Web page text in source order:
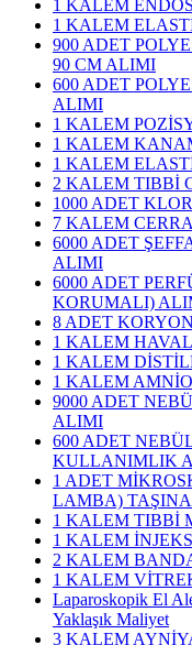
1 KALEM
1 KALEM
900 ADET
90 CM ALIMI
600 ADET
ALIMI
1 KALEM
1 KALEM
1 KALEM
2 KALEM TIBBİ
1000 ADET
7 KALEM
6000 ADET
ALIMI
6000 ADET
KORUMALI)
8 ADET
1 KALEM
1 KALEM
1 KALEM
9000 ADET
ALIMI
600 ADET
KULLANIMLIK
1 ADET
LAMBA)
1 KALEM TIBBİ
1 KALEM
2 KALEM
1 KALEM
Laparoskopik El
Yaklaşık Maliyet
3 KALEM